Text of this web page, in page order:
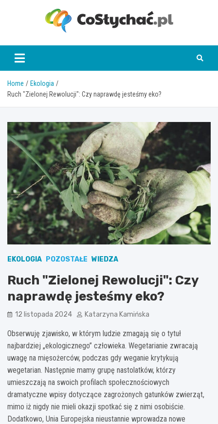
coslychac.pl
Home
Ekologia
Ruch "Zielonej Rewolucji": Czy naprawdę jesteśmy eko?
EKOLOGIA POZOSTAŁE WIEDZA
Ruch "Zielonej Rewolucji": Czy
naprawdę jesteśmy eko?
12 listopada 2024 Katarzyna Kamińska
Obserwuję zjawisko, w którym ludzie zmagają się o tytuł
najbardziej „ekologicznego” człowieka. Wegetarianie zwracają
uwagę na mięsożerców, podczas gdy weganie krytykują
wegetarian. Następnie mamy grupę nastolatków, którzy
umieszczają na swoich profilach społecznościowych
dramatyczne wpisy dotyczące zagrożonych gatunków zwierząt,
mimo iż nigdy nie mieli okazji spotkać się z nimi osobiście.
Dodatkowo, Unia Europejska nieustannie wprowadza nowe